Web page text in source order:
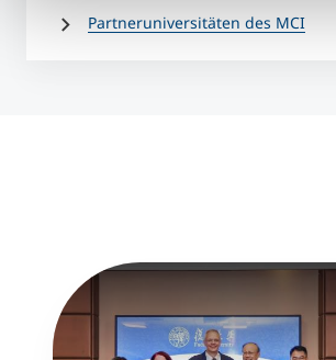
Partneruniversitäten des MCI